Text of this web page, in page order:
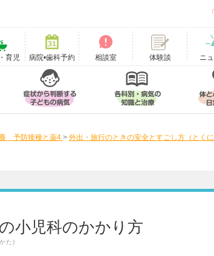
育児 病院•歯科予約 相談室 体験談 ニ
予防接種と薬4 > 外出・旅行のときの安全とすごし方（とくに
小児科のかかり方
た)